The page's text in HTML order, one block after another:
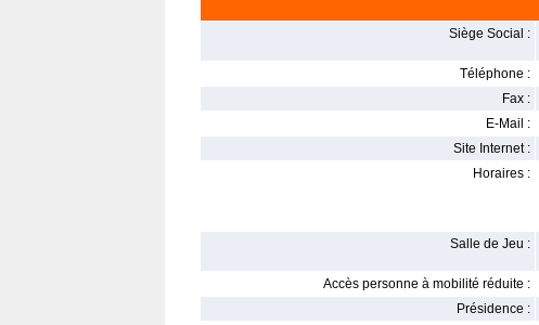
Siège Social :
Téléphone :
Fax :
E-Mail :
Site Internet :
Horaires :
Salle de Jeu :
Accès personne à mobilité réduite :
Présidence :